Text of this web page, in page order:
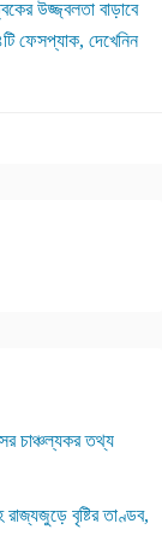
উজ্জ্বলতা বাড়াবে
ফেসপ্যাক, দেখেনিন
চাঞ্চল্যকর তথ্য
বৃষ্টির তাণ্ডব,